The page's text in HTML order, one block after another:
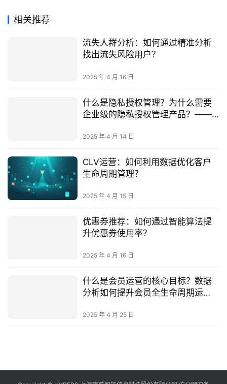
相关推荐
流失人群分析：如何通过精准分析
找出流失风险用户？
2025 年 4 月 16 日
什么是隐私授权管理？为什么需要
企业级的隐私授权管理产品？——
2025 年 4 月 14 日
CLV运营：如何利用数据优化客户
生命周期管理？
2025 年 4 月 15 日
优惠券推荐：如何通过智能算法提
升优惠券使用率？
2025 年 4 月 16 日
什么是会员运营的核心目标？数据
分析如何提升会员全生命周期运
2025 年 4 月 25 日